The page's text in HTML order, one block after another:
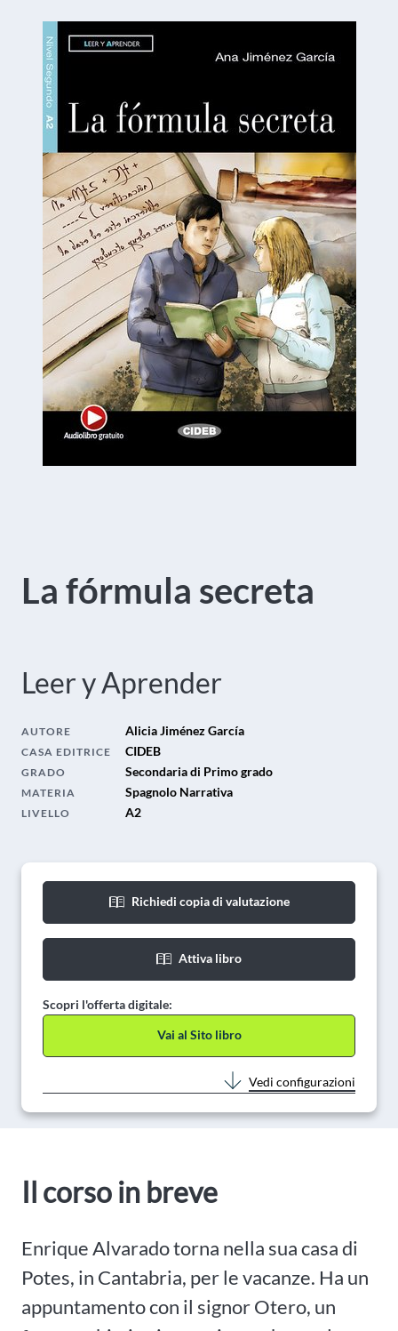
La fórmula secreta
Leer y Aprender
AUTORE Alicia Jiménez García
CASA EDITRICE CIDEB
GRADO Secondaria di Primo grado
MATERIA Spagnolo Narrativa
LIVELLO A2
Richiedi copia di valutazione
Attiva libro
Scopri l'offerta digitale:
Vai al Sito libro
Vedi configurazioni
Il corso in breve
Enrique Alvarado torna nella sua casa di
Potes, in Cantabria, per le vacanze. Ha un
appuntamento con il signor Otero, un